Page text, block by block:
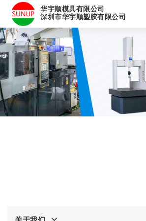
华宇顺模具有限公司
深圳市华宇顺塑胶有限公司